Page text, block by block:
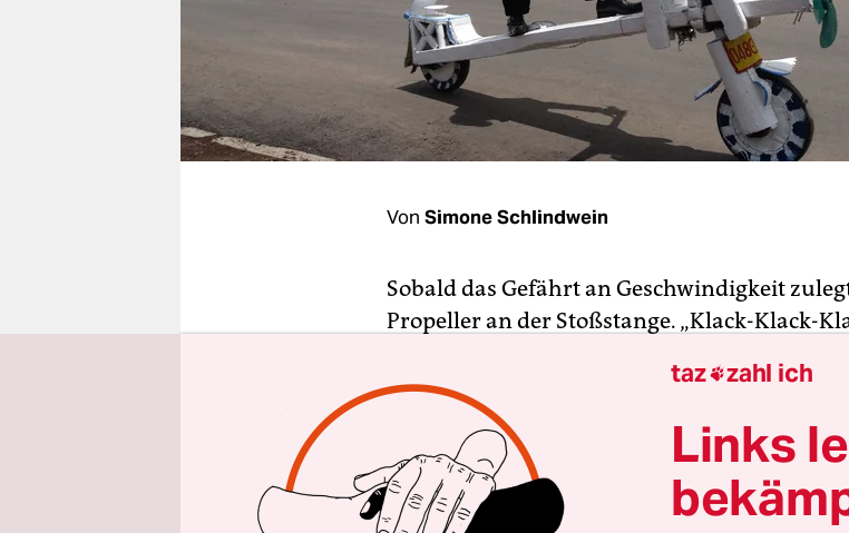
fragen & hilfe
unterstützen
abo
Von Simone Schlindwein
Sobald das Gefährt an Geschwindigkeit
Propeller an der Stoßstange. „Klack-Klack-
Propellers, der Fahrtwind im Gesicht, die
Passanten – der 32-Jährige genießt es jeden
übergroßen Tretroller quer durch Goma
Im schwarzen Anzug, die Krawatte
taz zahl ich
Links